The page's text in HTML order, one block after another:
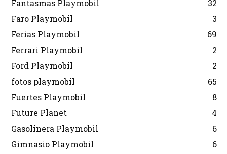
Fantasmas Playmobil
32
Faro Playmobil
3
Ferias Playmobil
69
Ferrari Playmobil
2
Ford Playmobil
2
fotos playmobil
65
Fuertes Playmobil
8
Future Planet
4
Gasolinera Playmobil
6
Gimnasio Playmobil
6